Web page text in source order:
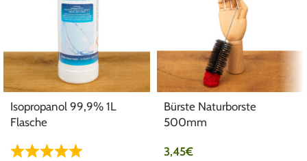
Isopropanol 99,9% 1L
Flasche
Bürste Naturborste
500mm
3,45€